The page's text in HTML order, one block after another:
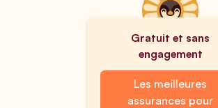
Gratuit et sans
engagement
Les meilleures
assurances pour